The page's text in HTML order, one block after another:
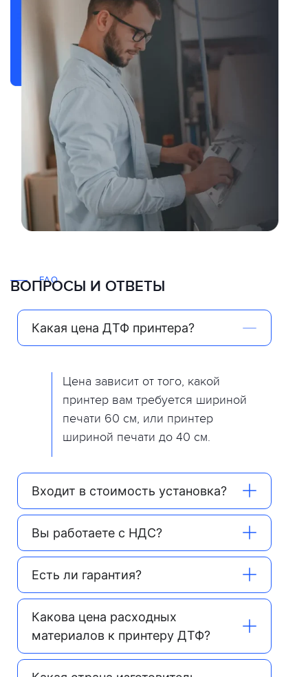
FAQ
ВОПРОСЫ И ОТВЕТЫ
Какая цена ДТФ принтера?
Цена зависит от того, какой
принтер вам требуется шириной
печати 60 см, или принтер
шириной печати до 40 см.
Входит в стоимость установка?
Вы работаете с НДС?
Есть ли гарантия?
Какова цена расходных
материалов к принтеру ДТФ?